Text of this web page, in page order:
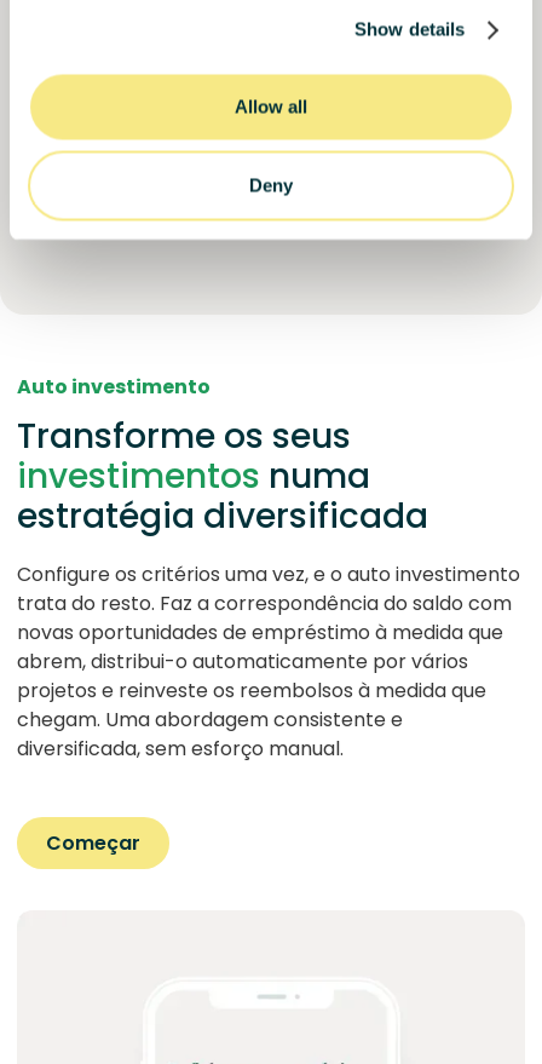
Show details
Allow all
Deny
100%
target
Auto investimento
Transforme os seus
investimentos numa
estratégia diversificada
Configure os critérios uma vez, e o auto investimento
trata do resto. Faz a correspondência do saldo com
novas oportunidades de empréstimo à medida que
abrem, distribui-o automaticamente por vários
projetos e reinveste os reembolsos à medida que
chegam. Uma abordagem consistente e
diversificada, sem esforço manual.
Começar